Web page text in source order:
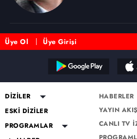
Üye Ol Üye Girişi
DİZİLER
Altı Üstü İstanbul
Mercan Köşk
ESKİ DİZİLER
Eşkıya Dünyaya Hükümdar
PROGRAMLAR
HABERLER
YAYIN
CANLI TV